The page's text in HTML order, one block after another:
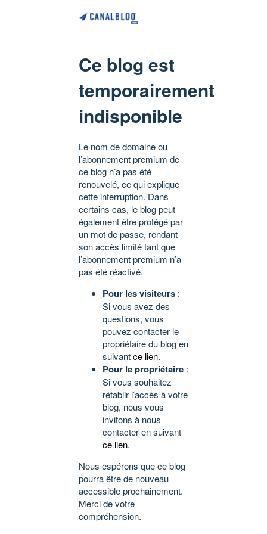
Ce blog est
temporairement
indisponible
Le nom de domaine ou
l’abonnement premium de
ce blog n’a pas été
renouvelé, ce qui explique
cette interruption. Dans
certains cas, le blog peut
également être protégé par
un mot de passe, rendant
son accès limité tant que
l’abonnement premium n’a
pas été réactivé.
Pour les visiteurs :
Si vous avez des
questions, vous
pouvez contacter le
propriétaire du blog en
suivantce lien.
Pour le propriétaire :
Si vous souhaitez
rétablir l’accès à votre
blog, nous vous
invitons à nous
contacter en suivant
ce lien.
Nous espérons que ce blog
pourra être de nouveau
accessible prochainement.
Merci de votre
compréhension.